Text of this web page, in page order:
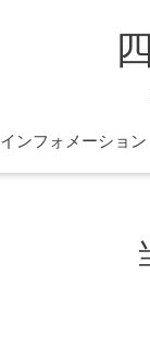
インフォメーション